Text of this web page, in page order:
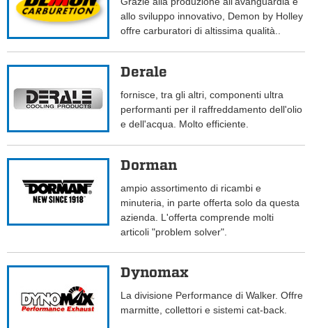
allo sviluppo innovativo, Demon by Holley
offre carburatori di altissima qualità..
Derale
fornisce, tra gli altri, componenti ultra
performanti per il raffreddamento dell'olio
e dell'acqua. Molto efficiente.
Dorman
ampio assortimento di ricambi e
minuteria, in parte offerta solo da questa
azienda. L'offerta comprende molti
articoli "problem solver".
Dynomax
La divisione Performance di Walker. Offre
marmitte, collettori e sistemi cat-back.